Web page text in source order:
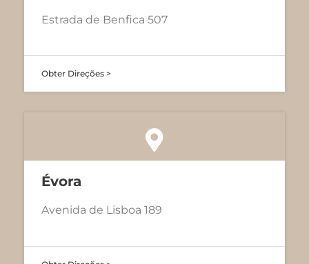
Estrada de Benfica 507
Obter Direções >
Évora
Avenida de Lisboa 189